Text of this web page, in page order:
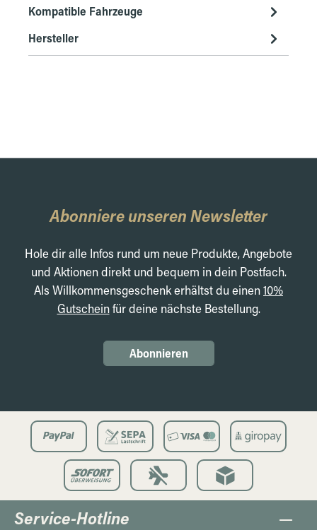
Kompatible Fahrzeuge
Hersteller
Abonniere unseren Newsletter
Hole dir alle Infos rund um neue Produkte, Angebote
und Aktionen direkt und bequem in dein Postfach.
Als Willkommensgeschenk erhältst du einen10%
Gutscheinfür deine nächste Bestellung.
Abonnieren
Service-Hotline